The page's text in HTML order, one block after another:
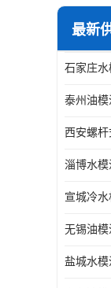
冷水
防爆
最新
石家庄
泰州油